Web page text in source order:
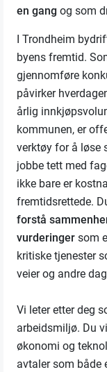
en gang og som
I Trondheim
byens fremtid.
gjennomføre
påvirker
årlig
kommunen, er
verktøy for å løse
jobbe tett med
ikke bare er
fremtidsrettede.
forstå
vurderinger som
kritiske tjenester
veier og andre
Vi leter etter deg
arbeidsmiljø. Du
økonomi og
avtaler som både